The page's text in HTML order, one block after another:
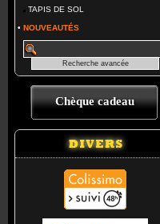
TAPIS DE SOL
• NOUVEAUTÉS
Chèque cadeau